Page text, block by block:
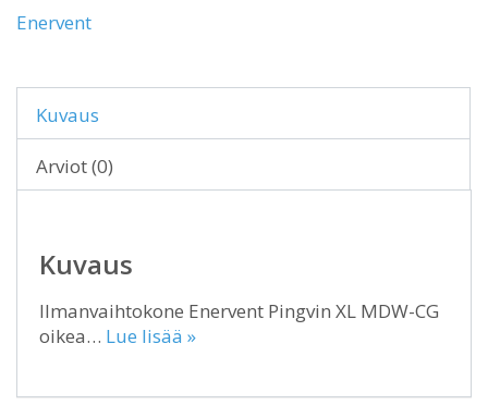
Enervent
Kuvaus
Arviot (0)
Kuvaus
Ilmanvaihtokone Enervent Pingvin XL MDW-CG
oikea… Lue lisää »